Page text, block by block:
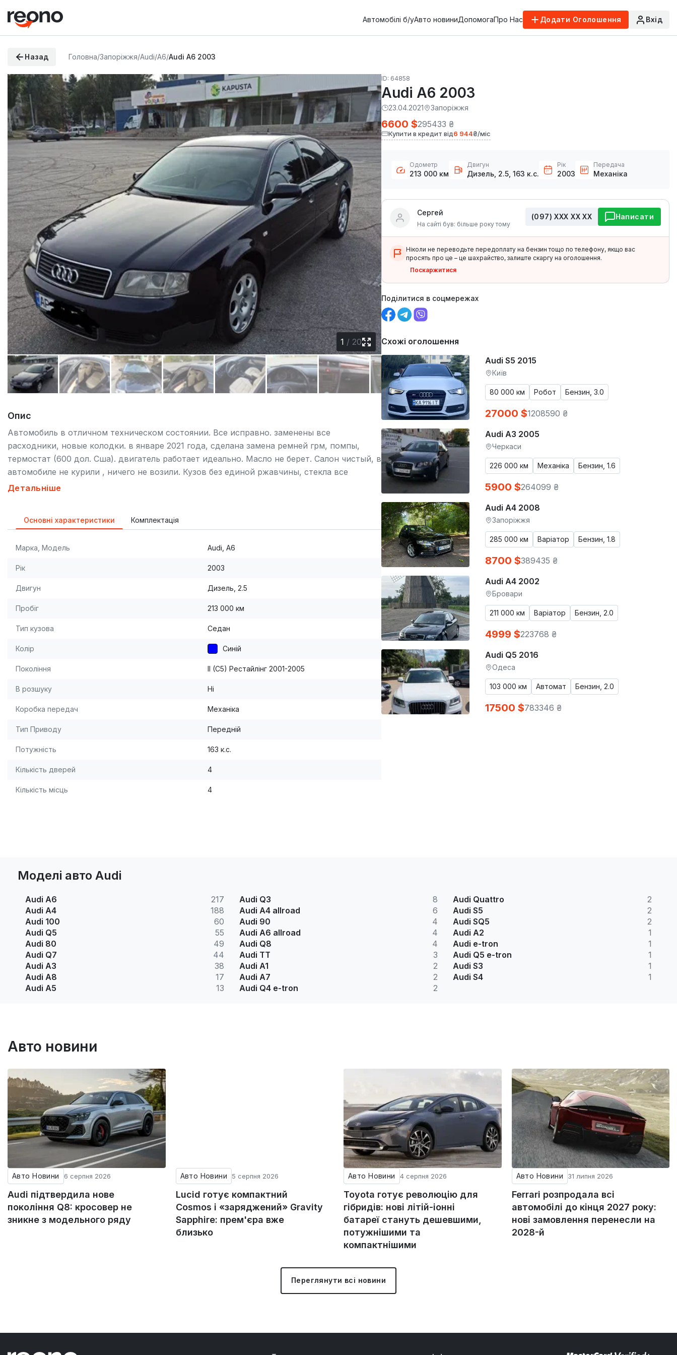
Автомобілі б/уАвто новиниДопомогаПро Нас Додати Оголошення Вхід
Назад Головна/Запоріжжя/Audi/A6/Audi A6 2003
1 /20
Опис
Автомобиль в отличном техническом состоянии. Все исправно. заменены все
расходники, новые колодки. в январе 2021 года, сделана замена ремней грм, помпы,
термостат (600 дол. Сша). двигатель работает идеально. Масло не берет. Салон чистый, в
автомобиле не курили , ничего не возили. Кузов без единой ржавчины, стекла все
родные. По автомобилю ничего делать не нужно.
Детальніше
Основні характеристики Комплектація
Марка, Модель Audi, A6
Рік 2003
Двигун Дизель, 2.5
Пробіг 213 000 км
Тип кузова Седан
Колір Синій
Покоління II (C5) Рестайлінг 2001-2005
В розшуку Ні
Коробка передач Механіка
Тип Приводу Передній
Потужність 163 к.с.
Кількість дверей 4
Кількість місць 4
ID: 64858
Audi A6 2003
23.04.2021 Запоріжжя
6600 $295433 ₴
Купити в кредит від6 944₴/міс
Одометр
213 000 км
Двигун
Дизель, 2.5, 163 к.с.
Рік
2003
Передача
Механіка
Сергей
На сайті був: більше року тому
(097) ХХХ ХХ ХХ Написати
Ніколи не переводьте передоплату на бензин тощо по телефону, якщо вас
просять про це – це шахрайство, залиште скаргу на оголошення.
Поскаржитися
Поділитися в соцмережах
Схожі оголошення
Audi S5 2015
Київ
80 000 км Робот Бензин, 3.0
27000 $1208590 ₴
Audi A3 2005
Черкаси
226 000 км Механіка Бензин, 1.6
5900 $264099 ₴
Audi A4 2008
Запоріжжя
285 000 км Варіатор Бензин, 1.8
8700 $389435 ₴
Audi A4 2002
Бровари
211 000 км Варіатор Бензин, 2.0
4999 $223768 ₴
Audi Q5 2016
Одеса
103 000 км Автомат Бензин, 2.0
17500 $783346 ₴
Моделі авто Audi
Audi A6
217
Audi A4
188
Audi 100
60
Audi Q5
55
Audi 80
49
Audi Q7
44
Audi A3
38
Audi A8
17
Audi A5
13
Audi Q3
8
Audi A4 allroad
6
Audi 90
4
Audi A6 allroad
4
Audi Q8
4
Audi TT
3
Audi A1
2
Audi A7
2
Audi Q4 e-tron
2
Audi Quattro
2
Audi S5
2
Audi SQ5
2
Audi A2
1
Audi e-tron
1
Audi Q5 e-tron
1
Audi S3
1
Audi S4
1
Авто новини
Авто Новини 6 серпня 2026
Audi підтвердила нове
покоління Q8: кросовер не
зникне з модельного ряду
Авто Новини 5 серпня 2026
Lucid готує компактний
Cosmos і «заряджений» Gravity
Sapphire: прем'єра вже
близько
Авто Новини 4 серпня 2026
Toyota готує революцію для
гібридів: нові літій-іонні
батареї стануть дешевшими,
потужнішими та
компактнішими
Авто Новини 31 липня 2026
Ferrari розпродала всі
автомобілі до кінця 2027 року:
нові замовлення перенесли на
2028-й
Переглянути всі новини